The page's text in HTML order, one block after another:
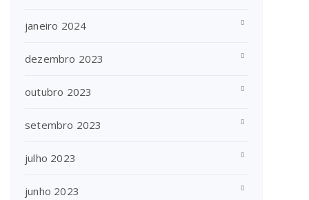
janeiro 2024
dezembro 2023
outubro 2023
setembro 2023
julho 2023
junho 2023